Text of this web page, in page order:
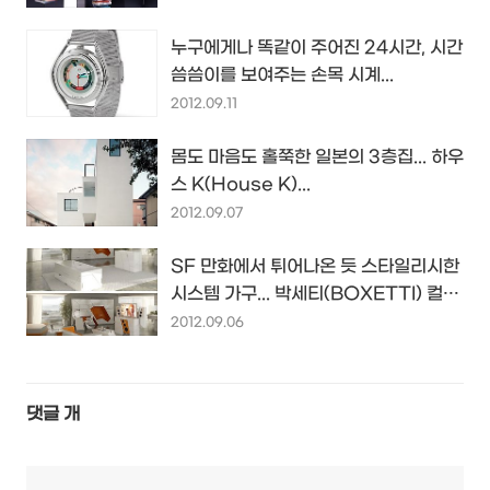
누구에게나 똑같이 주어진 24시간, 시간
씀씀이를 보여주는 손목 시계...
2012.09.11
몸도 마음도 홀쭉한 일본의 3층집... 하우
스 K(House K)...
2012.09.07
SF 만화에서 튀어나온 듯 스타일리시한
시스템 가구... 박세티(BOXETTI) 컬렉
션
2012.09.06
댓글 개